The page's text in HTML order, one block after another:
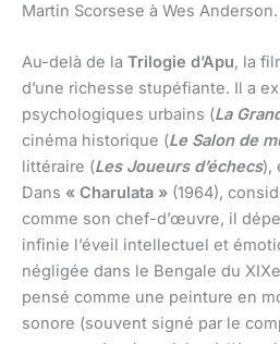
Martin Scorsese à Wes Anderson.
Au-delà de la Trilogie d’Apu, la
d’une richesse stupéfiante. Il a
psychologiques urbains (La
cinéma historique (Le Salon de
littéraire (Les Joueurs d’échecs),
Dans « Charulata » (1964),
comme son chef-d’œuvre, il
infinie l’éveil intellectuel et
négligée dans le Bengale du
pensé comme une peinture en
sonore (souvent signé par le